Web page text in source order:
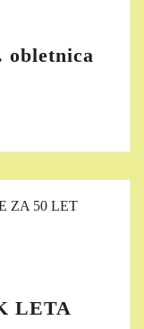
obletnica
LETA